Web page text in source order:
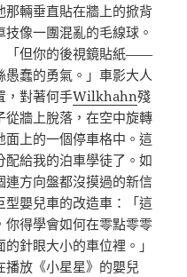
輛垂直貼在牆上的掀背
像一團混亂的毛線球。
「但你的後視鏡貼紙——
愚蠢的勇氣。」車影大人
，對著何手Wilkhahn殘
從牆上脫落，在空中旋轉
面上的一個停車格中。這
給我的泊車學徒了。如
連方向盤都沒摸過的新信
型嬰兒車的改造車：「這
你得學會如何在零點零零
針眼大小的車位裡。」
播放《小星星》的嬰兒